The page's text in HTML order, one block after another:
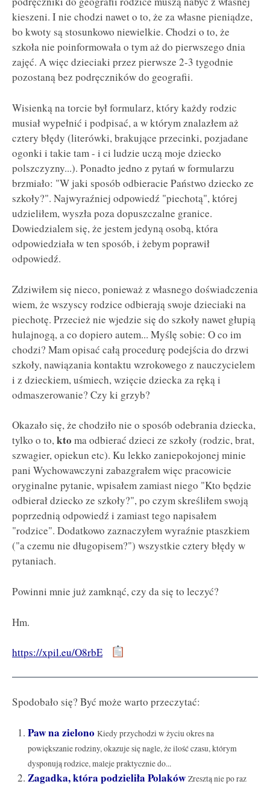
kieszeni. I nie chodzi nawet o to, że za własne pieniądze,
bo kwoty są stosunkowo niewielkie. Chodzi o to, że
szkoła nie poinformowała o tym aż do pierwszego dnia
zajęć. A więc dzieciaki przez pierwsze 2-3 tygodnie
pozostaną bez podręczników do geografii.
Wisienką na torcie był formularz, który każdy rodzic
musiał wypełnić i podpisać, a w którym znalazłem aż
cztery błędy (literówki, brakujące przecinki, pozjadane
ogonki i takie tam - i ci ludzie uczą moje dziecko
polszczyzny...). Ponadto jedno z pytań w formularzu
brzmiało: "W jaki sposób odbieracie Państwo dziecko ze
szkoły?". Najwyraźniej odpowiedź "piechotą", której
udzieliłem, wyszła poza dopuszczalne granice.
Dowiedzialem się, że jestem jedyną osobą, która
odpowiedziała w ten sposób, i żebym poprawił
odpowiedź.
Zdziwiłem się nieco, ponieważ z własnego doświadczenia
wiem, że wszyscy rodzice odbierają swoje dzieciaki na
piechotę. Przecież nie wjedzie się do szkoły nawet głupią
hulajnogą, a co dopiero autem... Myślę sobie: O co im
chodzi? Mam opisać całą procedurę podejścia do drzwi
szkoły, nawiązania kontaktu wzrokowego z nauczycielem
i z dzieckiem, uśmiech, wzięcie dziecka za ręką i
odmaszerowanie? Czy ki grzyb?
Okazało się, że chodziło nie o sposób odebrania dziecka,
tylko o to,kto ma odbierać dzieci ze szkoły (rodzic, brat,
szwagier, opiekun etc). Ku lekko zaniepokojonej minie
pani Wychowawczyni zabazgrałem więc pracowicie
oryginalne pytanie, wpisałem zamiast niego "Kto będzie
odbierał dziecko ze szkoły?", po czym skreśliłem swoją
poprzednią odpowiedź i zamiast tego napisałem
"rodzice". Dodatkowo zaznaczyłem wyraźnie ptaszkiem
("a czemu nie długopisem?") wszystkie cztery błędy w
pytaniach.
Powinni mnie już zamknąć, czy da się to leczyć?
Hm.
https://xpil.eu/O8rbE
Spodobało się? Być może warto przeczytać:
Paw na zielono Kiedy przychodzi w życiu okres na
powiększanie rodziny, okazuje się nagle, że ilość czasu, którym
dysponują rodzice, maleje praktycznie do...
Zagadka, która podzieliła Polaków Zresztą nie po raz